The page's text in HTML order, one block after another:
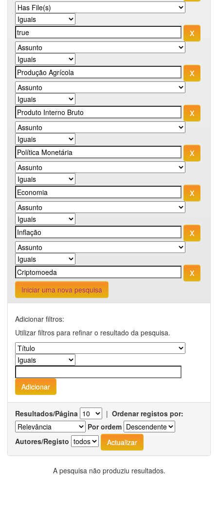
Iniciar uma nova pesquisa
Adicionar filtros:
Utilizar filtros para refinar o resultado da pesquisa.
Resultados/Página | Ordenar registos por:
Por ordem
Autores/Registo
A pesquisa não produziu resultados.